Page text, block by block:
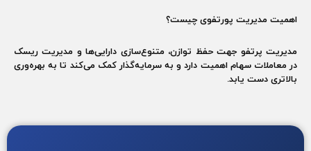
اهمیت مدیریت پورتفوی چیست؟
مدیریت پرتفو جهت حفظ توازن، متنوع‌سازی دارایی‌ها و مدیریت ریسک
در معاملات سهام اهمیت دارد و به سرمایه‌گذار کمک می‌کند تا به بهره‌وری
بالاتری دست یابد.